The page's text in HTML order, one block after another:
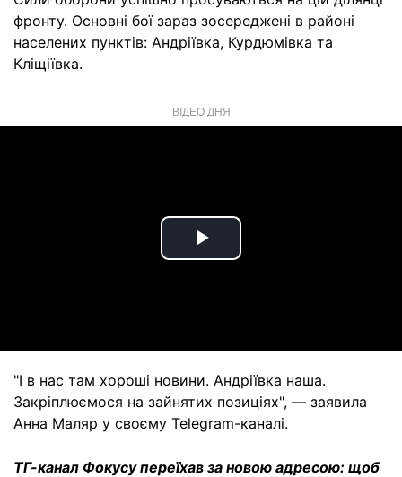
фронту. Основні бої зараз зосереджені в районі
населених пунктів: Андріївка, Курдюмівка та
Кліщіївка.
ВІДЕО ДНЯ
Play
"І в нас там хороші новини. Андріївка наша.
Закріплюємося на зайнятих позиціях", — заявила
Анна Маляр у своєму Telegram-каналі.
ТГ-канал Фокусу переїхав за новою адресою: щоб